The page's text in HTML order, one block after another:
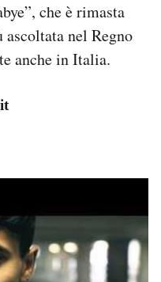
che è rimasta
nel Regno
anche in Italia.